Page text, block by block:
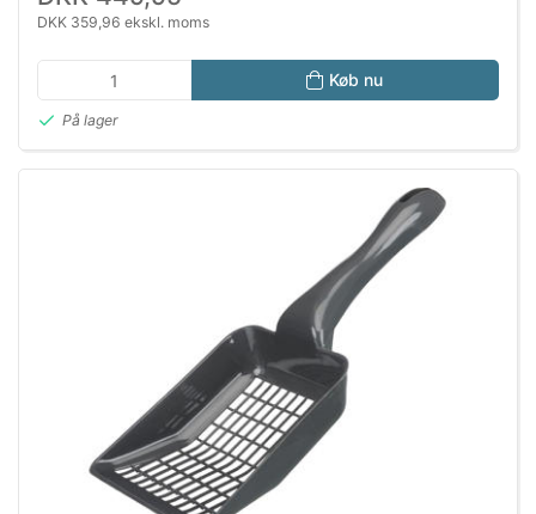
DKK 359,96 ekskl. moms
Køb nu
På lager